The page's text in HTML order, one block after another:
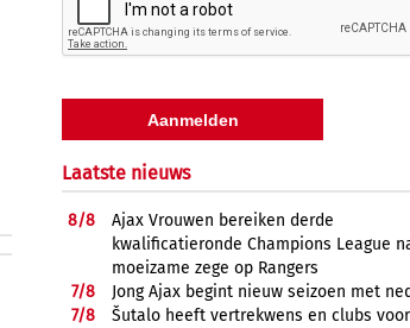
Laatste nieuws
8/8
Ajax Vrouwen bereiken derde
kwalificatieronde Champions League
moeizame zege op Rangers
7/8
Jong Ajax begint nieuw seizoen met
7/8
Šutalo heeft vertrekwens en clubs voor